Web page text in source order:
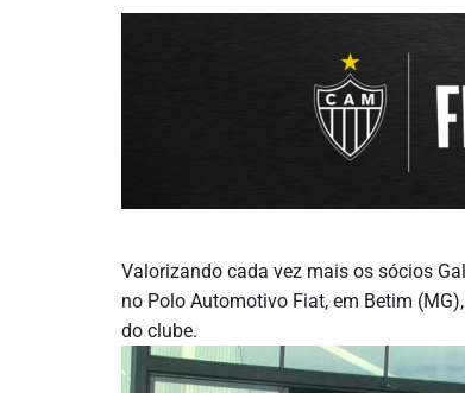
Valorizando cada vez mais os sócios
no Polo Automotivo Fiat, em Betim
do clube.